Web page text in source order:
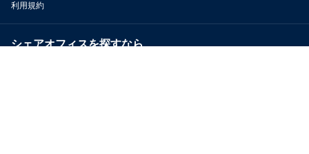
利用規約
シェアオフィスを探すなら